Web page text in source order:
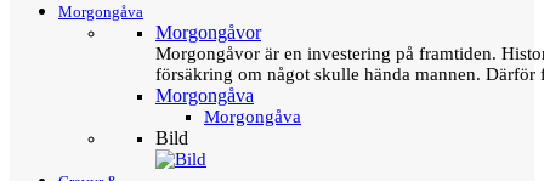
Morgongåva
Morgongåvor
Morgongåvor är en investering på framtiden.
försäkring om något skulle hända mannen.
Morgongåva
Morgongåva
Bild